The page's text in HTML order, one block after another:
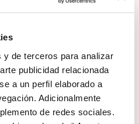
de terceros para analizar
publicidad relacionada
a un perfil elaborado a
Adicionalmente
de redes sociales.
5 Rango
CECT 405
cuantitativo de
en un dispensador
de concentración medio